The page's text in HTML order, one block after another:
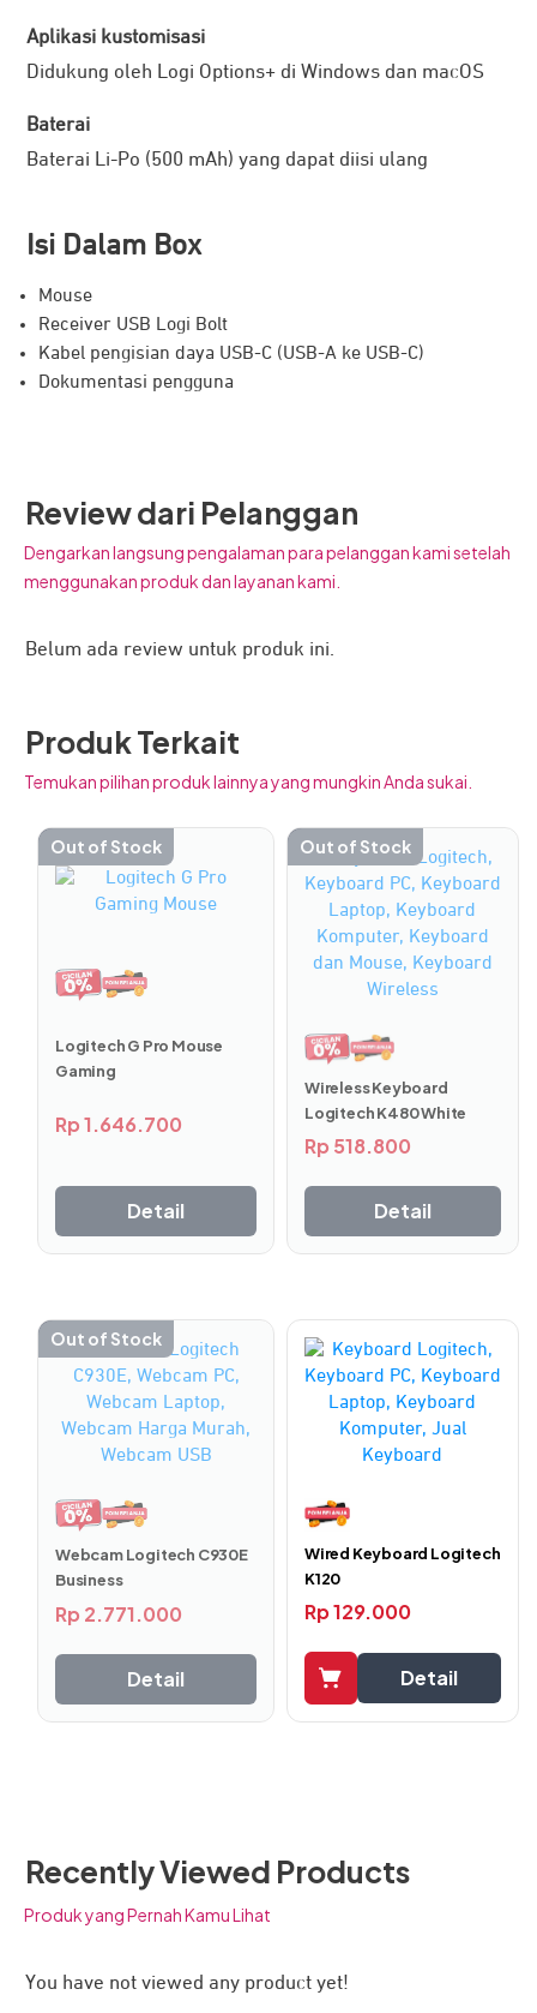
Lakukan lebih banyak dengan Logi Options+
Logi Options+. Kompatibel dengan semua perangkat dan
tombol individu, menetapkan kecepatan penelusuran,
menggunakan kustomisasi khusus-aplikasi yang sudah
ditetapkan sebelumnya, dan Smart Action untuk
Aplikasi kustomisasi
Didukung oleh Logi Options+ di Windows dan macOS
Baterai
Baterai Li-Po (500 mAh) yang dapat diisi ulang
Isi Dalam Box
Mouse
Receiver USB Logi Bolt
Kabel pengisian daya USB-C (USB-A ke USB-C)
Dokumentasi pengguna
Review dari Pelanggan
Dengarkan langsung pengalaman para pelanggan kami setelah
menggunakan produk dan layanan kami.
Belum ada review untuk produk ini.
Produk Terkait
Temukan pilihan produk lainnya yang mungkin Anda sukai.
Out of Stock
Logitech G Pro Mouse
Gaming
Rp1.646.700
Detail
Out of Stock
Wireless Keyboard
Logitech K480 White
Rp 518.800
Detail
Out of Stock
Webcam Logitech C930E
Business
Rp 2.771.000
Detail
Wired Keyboard Logitech
K120
Rp129.000
Detail
Recently Viewed Products
Produk yang Pernah Kamu Lihat
You have not viewed any product yet!